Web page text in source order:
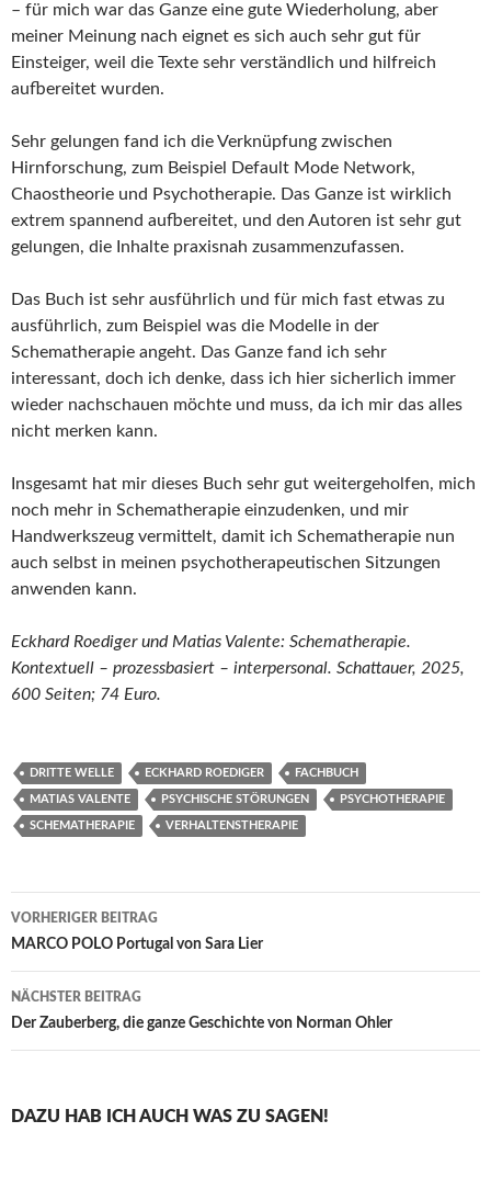
– für mich war das Ganze eine gute Wiederholung, aber
meiner Meinung nach eignet es sich auch sehr gut für
Einsteiger, weil die Texte sehr verständlich und hilfreich
aufbereitet wurden.
Sehr gelungen fand ich die Verknüpfung zwischen
Hirnforschung, zum Beispiel Default Mode Network,
Chaostheorie und Psychotherapie. Das Ganze ist wirklich
extrem spannend aufbereitet, und den Autoren ist sehr gut
gelungen, die Inhalte praxisnah zusammenzufassen.
Das Buch ist sehr ausführlich und für mich fast etwas zu
ausführlich, zum Beispiel was die Modelle in der
Schematherapie angeht. Das Ganze fand ich sehr
interessant, doch ich denke, dass ich hier sicherlich immer
wieder nachschauen möchte und muss, da ich mir das alles
nicht merken kann.
Insgesamt hat mir dieses Buch sehr gut weitergeholfen, mich
noch mehr in Schematherapie einzudenken, und mir
Handwerkszeug vermittelt, damit ich Schematherapie nun
auch selbst in meinen psychotherapeutischen Sitzungen
anwenden kann.
Eckhard Roediger und Matias Valente: Schematherapie.
Kontextuell – prozessbasiert – interpersonal. Schattauer, 2025,
600 Seiten; 74 Euro.
DRITTE WELLE ECKHARD ROEDIGER FACHBUCH
MATIAS VALENTE PSYCHISCHE STÖRUNGEN PSYCHOTHERAPIE
SCHEMATHERAPIE VERHALTENSTHERAPIE
Beitragsnavigation
VORHERIGER BEITRAG
MARCO POLO Portugal von Sara Lier
NÄCHSTER BEITRAG
Der Zauberberg, die ganze Geschichte von Norman Ohler
DAZU HAB ICH AUCH WAS ZU SAGEN!